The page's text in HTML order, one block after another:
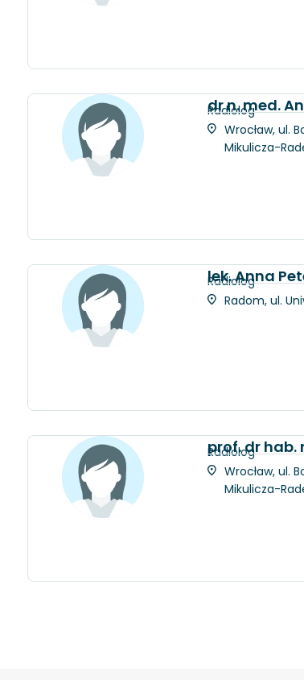
dr n. med.
Radiolog
Wrocław, ul.
Mikulicza-
lek. Anna
Radiolog
Radom, ul.
prof. dr hab.
Radiolog
Wrocław, ul.
Mikulicza-